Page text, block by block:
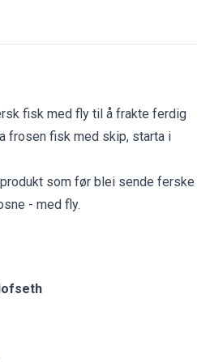
fisk med fly til å frakte ferdig
frosen fisk med skip, starta i
som før blei sende ferske
- med fly.